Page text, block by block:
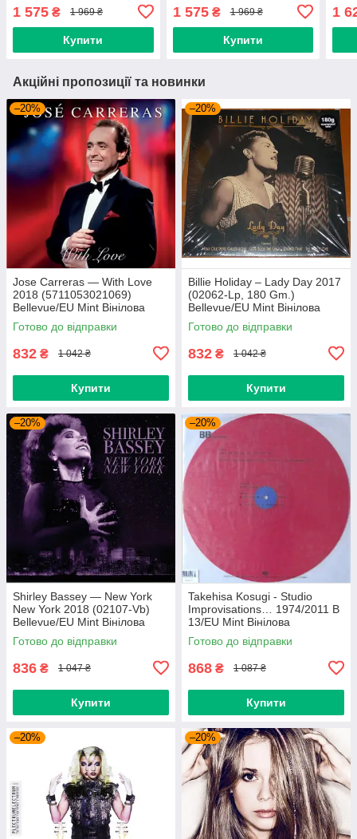
1 575 ₴ 1 969 ₴
Купити
(art.246144)
1 575₴ 1 969 ₴
Купити
1
Акційні пропозиції та новинки
–20%
Jose Carreras — With Love
2018 (5711053021069)
Bellevue/EU Mint Вінілова
платівка (art.239665)
Готово до відправки
832 ₴ 1 042 ₴
Купити
–20%
Billie Holiday – Lady Day 2017
(02062-Lp, 180 Gm.)
Bellevue/EU Mint Вінілова
платівка (art.238958)
Готово до відправки
832 ₴ 1 042 ₴
Купити
–20%
Shirley Bassey — New York
New York 2018 (02107-Vb)
Bellevue/EU Mint Вінілова
платівка (art.238985)
Готово до відправки
836 ₴ 1 047 ₴
Купити
–20%
Takehisa Kosugi - Studio
Improvisations… 1974/2011 B
13/EU Mint Вінілова
пластинка (art.232754)
Готово до відправки
868 ₴ 1 087 ₴
Купити
–20% –20%